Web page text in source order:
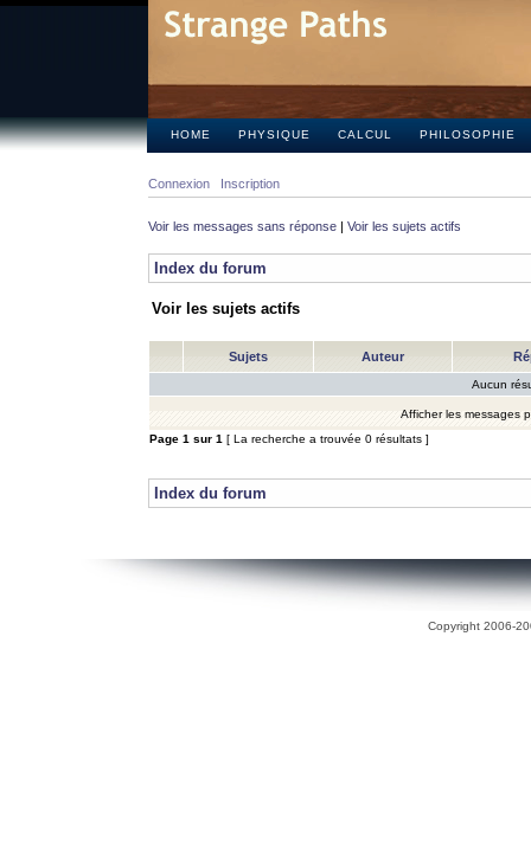
HOME PHYSIQUE CALCUL PHILOSOPHIE
Connexion Inscription
Voir les messages sans réponse | Voir les sujets actifs
Index du forum
Voir les sujets actifs
Sujets Auteur
Aucun
Afficher les messages
Page 1 sur 1 [ La recherche a trouvée 0 résultats ]
Index du forum
Copyright 2006-